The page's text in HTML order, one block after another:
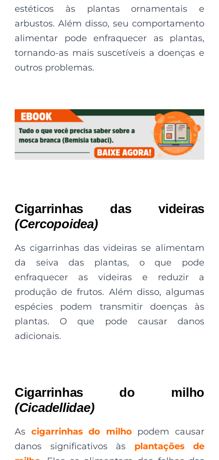
estéticos às plantas ornamentais e
arbustos. Além disso, seu comportamento
alimentar pode enfraquecer as plantas,
tornando-as mais suscetíveis a doenças e
outros problemas.
Cigarrinhas das videiras
(Cercopoidea)
As cigarrinhas das videiras se alimentam
da seiva das plantas, o que pode
enfraquecer as videiras e reduzir a
produção de frutos. Além disso, algumas
espécies podem transmitir doenças às
plantas. O que pode causar danos
adicionais.
Cigarrinhas do milho
(Cicadellidae)
As cigarrinhas do milhopodem causar
danos significativos às plantações de